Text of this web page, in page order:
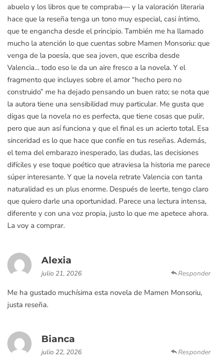
abuelo y los libros que te compraba— y la valoración literaria
hace que la reseña tenga un tono muy especial, casi íntimo,
que te engancha desde el principio. También me ha llamado
mucho la atención lo que cuentas sobre Mamen Monsoriu: que
venga de la poesía, que sea joven, que escriba desde
Valencia… todo eso le da un aire fresco a la novela. Y el
fragmento que incluyes sobre el amor “hecho pero no
construido” me ha dejado pensando un buen rato; se nota que
la autora tiene una sensibilidad muy particular. Me gusta que
digas que la novela no es perfecta, que tiene cosas que pulir,
pero que aun así funciona y que el final es un acierto total. Esa
sinceridad es lo que hace que confíe en tus reseñas. Además,
el tema del embarazo inesperado, las dudas, las decisiones
difíciles y ese toque poético que atraviesa la historia me parece
súper interesante. Y que la novela retrate Valencia con tanta
naturalidad es un plus enorme. Después de leerte, tengo claro
que quiero darle una oportunidad. Parece una lectura intensa,
diferente y con una voz propia, justo lo que me apetece ahora.
La voy a comprar.
Alexia
julio 21, 2026 Responder
Me ha gustado muchísima esta novela de Mamen Monsoriu,
justa reseña.
Bianca
julio 22, 2026 Responder